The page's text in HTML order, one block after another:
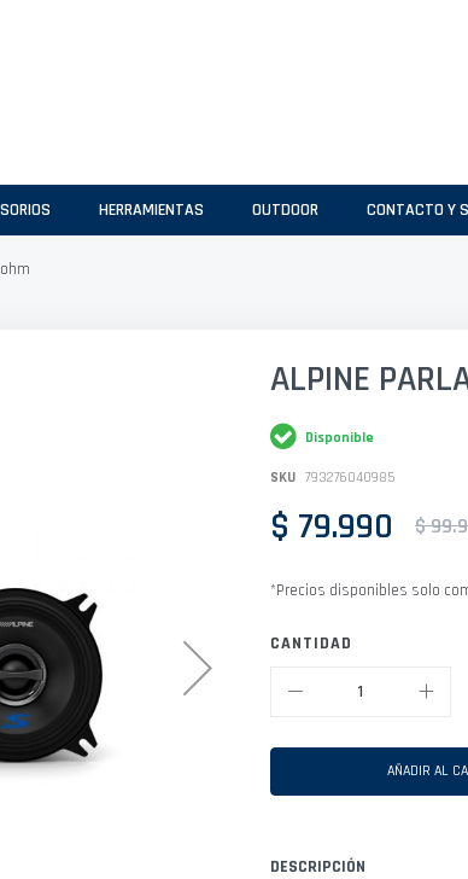
HERRAMIENTAS OUTDOOR CONTACTO Y
ALPINE
Disponible
SKU 793276040985
$ 79.990 $
*Precios disponibles solo
CANTIDAD
AÑADIR AL
DESCRIPCIÓN